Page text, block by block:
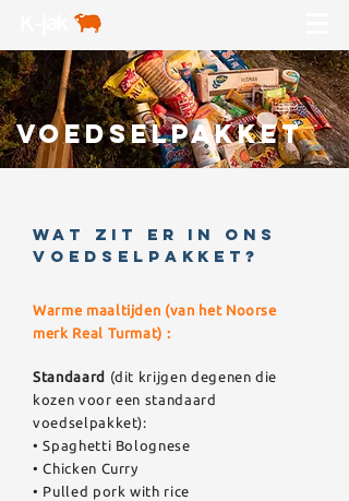
VOEDSELPAKKET
wat zit er in ons
voedselpakket?
Warme maaltijden (van het Noorse
merk Real Turmat) :
Standaard (dit krijgen degenen die
kozen voor een standaard
voedselpakket):
• Spaghetti Bolognese
• Chicken Curry
• Pulled pork with rice